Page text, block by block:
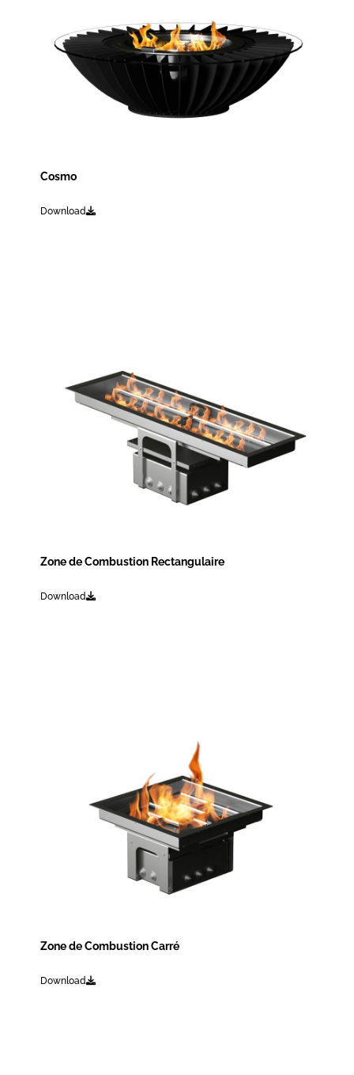
Cosmo
Download
Zone de Combustion Rectangulaire
Download
Zone de Combustion Carré
Download